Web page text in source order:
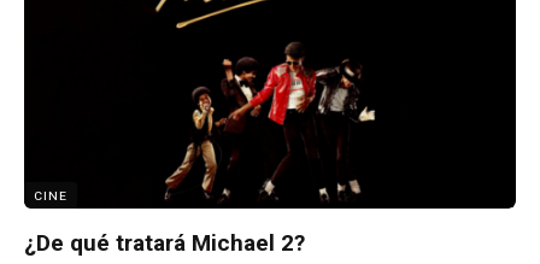
CINE
¿De qué tratará Michael 2?